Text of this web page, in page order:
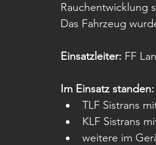
Rauchentwicklung
Das Fahrzeug
Einsatzleiter: FF
Im Einsatz standen:
TLF Sistrans
KLF Sistrans
weitere im